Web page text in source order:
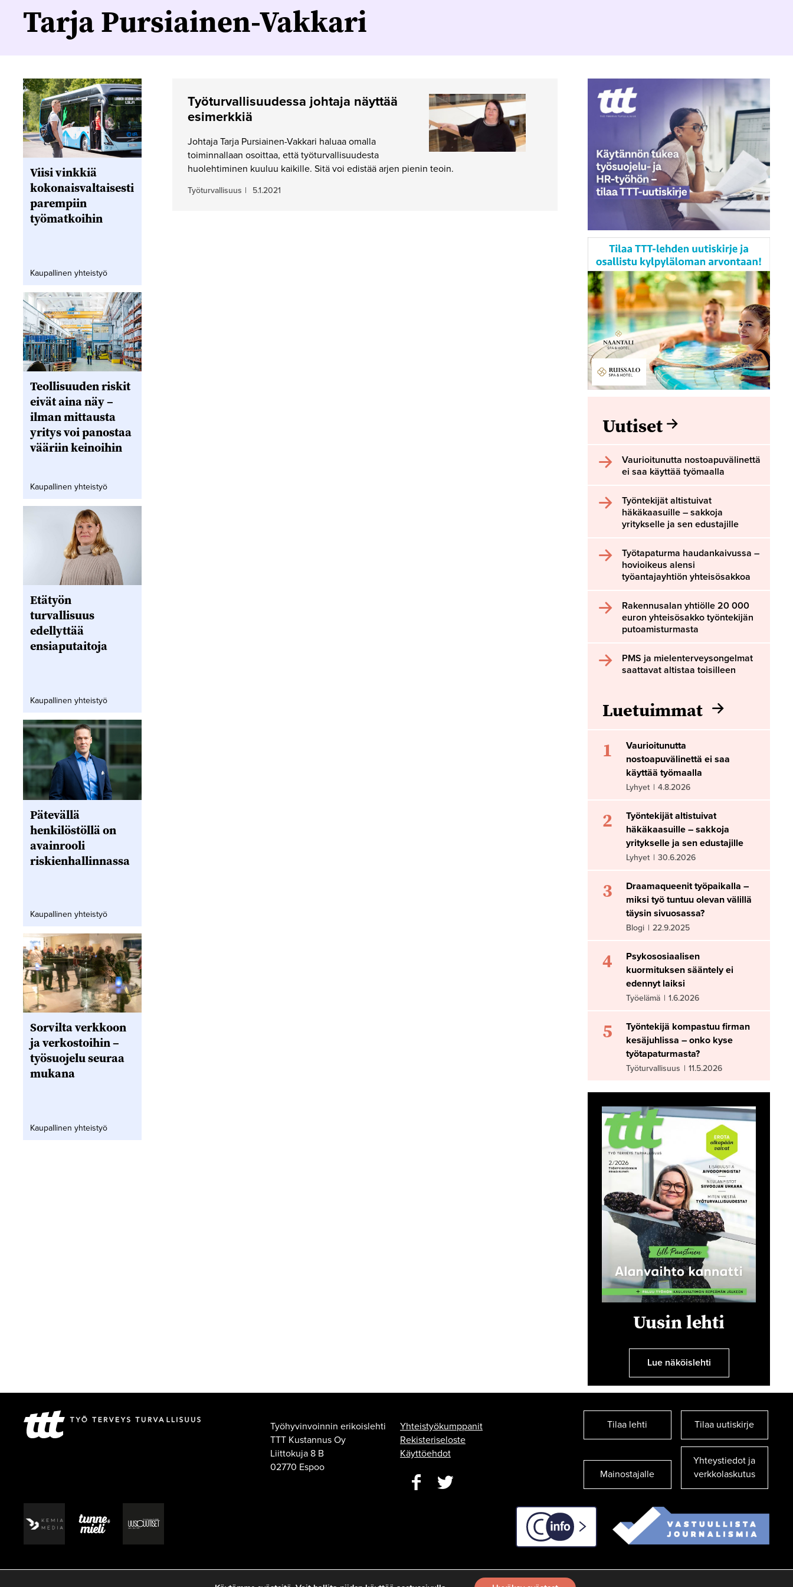
Tarja Pursiainen-Vakkari
Työturval­lisuudessa johtaja näyttää
esimerkkiä
Johtaja Tarja Pursiainen-Vakkari haluaa omalla
toiminnallaan osoittaa, että työturvallisuudesta
huolehtiminen kuuluu kaikille. Sitä voi edistää arjen pienin teoin.
Työturvallisuus | 5.1.2021
Viisi vinkkiä
kokonaisvaltaisesti
parempiin
työmatkoihin
Kaupallinen yhteistyö
Teollisuuden riskit
eivät aina näy –
ilman mittausta
yritys voi panostaa
vääriin keinoihin
Kaupallinen yhteistyö
Etätyön
turvallisuus
edellyttää
ensiaputaitoja
Kaupallinen yhteistyö
Pätevällä
henkilöstöllä on
avainrooli
riskienhallinnassa
Kaupallinen yhteistyö
Sorvilta verkkoon
ja verkostoihin –
työsuojelu seuraa
mukana
Kaupallinen yhteistyö
Uutiset
Vaurioitunutta nostoapuvälinettä
ei saa käyttää työmaalla
Työntekijät altistuivat
häkäkaasuille – sakkoja
yritykselle ja sen edustajille
Työtapaturma haudankaivussa –
hovioikeus alensi
työantajayhtiön yhteisösakkoa
Rakennusalan yhtiölle 20 000
euron yhteisösakko työntekijän
putoamisturmasta
PMS ja mielenterveysongelmat
saattavat altistaa toisilleen
Luetuimmat
1
Vaurioitunutta
nostoapuvälinettä ei saa
käyttää työmaalla
Lyhyet | 4.8.2026
2
Työntekijät altistuivat
häkäkaasuille – sakkoja
yritykselle ja sen edustajille
Lyhyet | 30.6.2026
3
Draamaqueenit työpaikalla –
miksi työ tuntuu olevan välillä
täysin sivuosassa?
Blogi | 22.9.2025
4
Psykososiaalisen
kuormituksen sääntely ei
edennyt laiksi
Työelämä | 1.6.2026
5
Työntekijä kompastuu firman
kesäjuhlissa – onko kyse
työtapaturmasta?
Työturvallisuus | 11.5.2026
Uusin lehti
Lue näköislehti
Työhyvinvoinnin erikoislehti
TTT Kustannus Oy
Liittokuja 8 B
02770 Espoo
Yhteistyökumppanit
Rekisteriseloste
Käyttöehdot
Tilaa lehti Tilaa uutiskirje
Mainostajalle
Yhteystiedot ja
verkkolaskutus
C-info